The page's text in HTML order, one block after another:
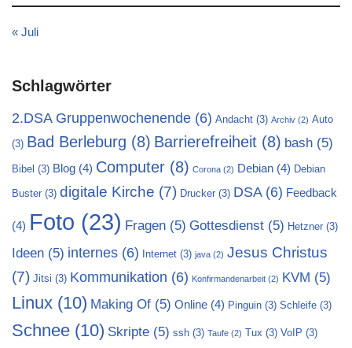
« Juli
Schlagwörter
2.DSA Gruppenwochenende (6) Andacht (3) Archiv (2) Auto
(3) Bad Berleburg (8) Barrierefreiheit (8) bash (5)
Bibel (3) Blog (4) Computer (8) Corona (2) Debian (4) Debian
Buster (3) digitale Kirche (7) Drucker (3) DSA(6) Feedback
(4) Foto (23) Fragen (5) Gottesdienst (5) Hetzner (3)
Ideen (5) internes (6) Internet (3) java (2) Jesus Christus
(7) Jitsi (3) Kommunikation (6) Konfirmandenarbeit (2) KVM (5)
Linux (10) Making Of (5) Online (4) Pinguin (3) Schleife (3)
Schnee (10) Skripte (5) ssh (3) Taufe (2) Tux (3) VoIP (3)